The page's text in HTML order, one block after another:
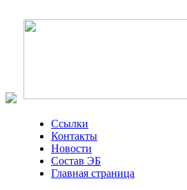
Ссылки
Контакты
Новости
Состав ЭБ
Главная страница